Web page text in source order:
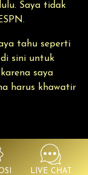
Saya tidak
tahu seperti
sini untuk
saya
harus khawatir
LIVE CHAT